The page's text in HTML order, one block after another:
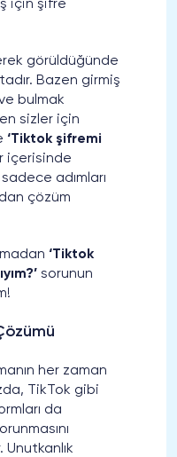
için şifre
görüldüğünde
Bazen girmiş
bulmak
sizler için
‘Tiktok şifremi
içerisinde
adımları
çözüm
‘Tiktok
sorunun
her zaman
TikTok gibi
da